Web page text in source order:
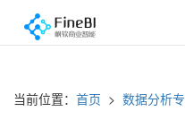
当前位置： 首页 > 数据分析